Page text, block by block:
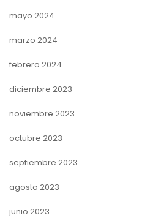
mayo 2024
marzo 2024
febrero 2024
diciembre 2023
noviembre 2023
octubre 2023
septiembre 2023
agosto 2023
junio 2023